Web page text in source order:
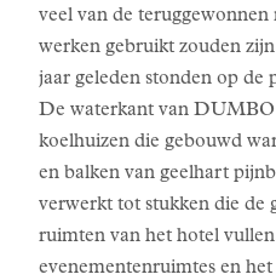
veel van de teruggewonnen
werken gebruikt zouden
jaar geleden stonden op de
De waterkant van DUMBO
koelhuizen die gebouwd
en balken van geelhart
verwerkt tot stukken die de
ruimten van het hotel
evenementenruimtes en